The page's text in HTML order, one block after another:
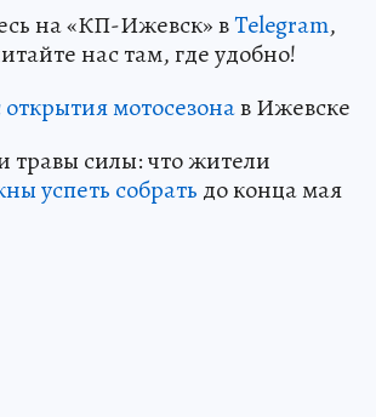
на «КП-Ижевск» вTelegram,
нас там, где удобно!
открытия мотосезонав Ижевске
травы силы: что жители
успеть собрать до конца мая